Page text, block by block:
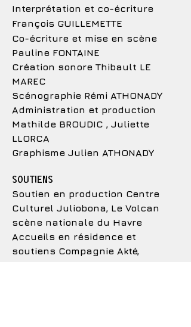
Interprétation et co-écriture
François GUILLEMETTE
Co-écriture et mise en scène
Pauline FONTAINE
Création sonore Thibault LE
MAREC
Scénographie Rémi ATHONADY
Administration et production
Mathilde BROUDIC , Juliette
LLORCA
Graphisme Julien ATHONADY
SOUTIENS
Soutien en production Centre
Culturel Juliobona, Le Volcan
scène nationale du Havre
Accueils en résidence et
soutiens Compagnie Akté,